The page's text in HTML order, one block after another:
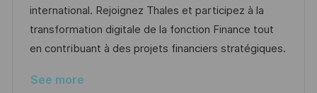
o
n
d
D
a
e
g
o
r
international. Rejoignez Thales et participez à la
transformation digitale de la fonction Finance tout
en contribuant à des projets financiers stratégiques.
See more